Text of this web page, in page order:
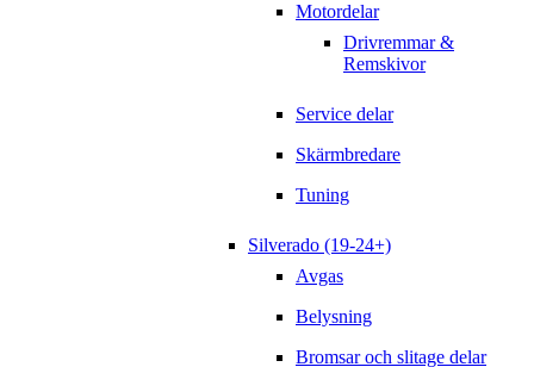
Motordelar
Drivremmar &
Remskivor
Service delar
Skärmbredare
Tuning
Silverado (19-24+)
Avgas
Belysning
Bromsar och slitage delar